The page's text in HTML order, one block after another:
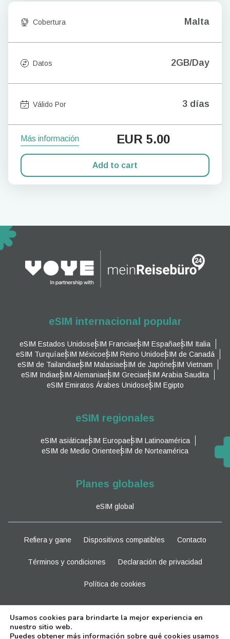
Cobertura Malta
Datos 2GB/Day
Válido Por 3 días
Más información EUR 5.00
Add to cart
eSIM internacional popular
eSIM Estados UnidoseSIM FranciaeSIM EspañaeSIM Italia
eSIM TurquíaeSIM MéxicoeSIM Reino UnidoeSIM de Canadá
eSIM de TailandiaeSIM MalasiaeSIM de JapóneSIM Vietnam
eSIM IndiaeSIM AlemaniaeSIM GreciaeSIM Arabia Saudita
eSIM Emiratos Árabes UnidoseSIM Egipto
eSIM regionales
eSIM asiáticaeSIM EuropaeSIM Latinoamérica
eSIM de Medio OrienteeSIM de Norteamérica
Planes globales
eSIM global
Refiera y gane Dispositivos compatibles Contacto
Términos y condiciones Declaración de privacidad
Política de cookies
Usamos cookies para brindarte la mejor experiencia en
nuestro sitio web.
Puedes obtener más información sobre qué cookies usamos